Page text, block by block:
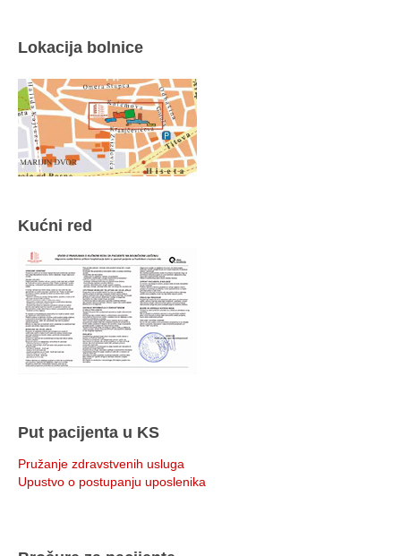
Lokacija bolnice
Kućni red
Put pacijenta u KS
Pružanje zdravstvenih usluga
Upustvo o postupanju uposlenika